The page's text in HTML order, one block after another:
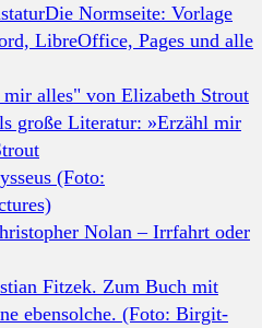
Die Normseite: Vorlage
LibreOffice, Pages und alle
große Literatur: »Erzähl mir
Nolan – Irrfahrt oder